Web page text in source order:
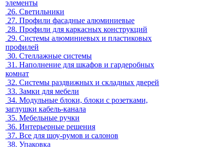
элементы
26. Светильники
27. Профили фасадные алюминиевые
28. Профили для каркасных конструкций
29. Системы алюминиевых и пластиковых
профилей
30. Стеллажные системы
31. Наполнение для шкафов и гардеробных
комнат
32. Системы раздвижных и складных дверей
33. Замки для мебели
34. Модульные блоки, блоки с розетками,
заглушки кабель-канала
35. Мебельные ручки
36. Интерьерные решения
37. Все для шоу-румов и салонов
38. Упаковка